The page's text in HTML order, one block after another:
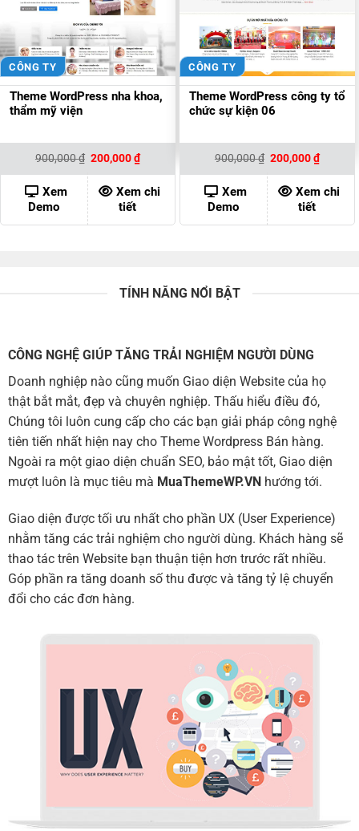
CÔNG TY
Theme WordPress nha khoa,
thẩm mỹ viện
900,000₫ Giá
là:
900,000 ₫.
200,000₫Giá
hiện
tại
là:
200,000 ₫.
Xem
Demo
Xem chi
tiết
CÔNG TY
Theme WordPress công ty tổ
chức sự kiện 06
900,000₫ Giá
là:
900,000 ₫.
200,000₫Giá
hiện
tại
là:
Xem
Demo
Xem chi
tiết
TÍNH NĂNG NỔI BẬT
CÔNG NGHỆ GIÚP TĂNG TRẢI NGHIỆM NGƯỜI DÙNG
Doanh nghiệp nào cũng muốn Giao diện Website của họ
thật bắt mắt, đẹp và chuyên nghiệp. Thấu hiểu điều đó,
Chúng tôi luôn cung cấp cho các bạn giải pháp công nghệ
tiên tiến nhất hiện nay cho Theme Wordpress Bán hàng.
Ngoài ra một giao diện chuẩn SEO, bảo mật tốt, Giao diện
mượt luôn là mục tiêu mà MuaThemeWP.VN hướng tới.
Giao diện được tối ưu nhất cho phần UX (User Experience)
nhằm tăng các trải nghiệm cho người dùng. Khách hàng sẽ
thao tác trên Website bạn thuận tiện hơn trước rất nhiều.
Góp phần ra tăng doanh số thu được và tăng tỷ lệ chuyển
đổi cho các đơn hàng.